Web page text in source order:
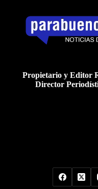
Propietario y Editor
Director